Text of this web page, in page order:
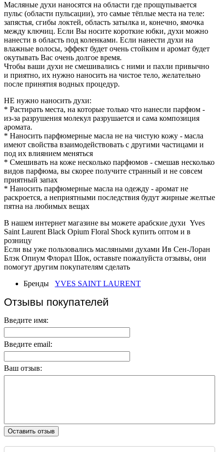
Масляные духи наносятся на области где прощупывается
пульс (области пульсации), это самые тёплые места на теле:
запястья, сгибы локтей, область затылка и, конечно, ямочка
между ключиц. Если Вы носите короткие юбки, духи можно
нанести в область под коленками. Если нанести духи на
влажные волосы, эффект будет очень стойким и аромат будет
окутывать Вас очень долгое время.
Чтобы ваши духи не смешивались с ними и пахли привычно
и приятно, их нужно наносить на чистое тело, желательно
после принятия водных процедур.
НЕ нужно наносить духи:
* Растирать места, на которые только что нанесли парфюм -
из-за разрушения молекул разрушается и сама композиция
аромата.
* Наносить парфюмерные масла не на чистую кожу - масла
имеют свойства взаимодействовать с другими частицами и
под их влиянием меняться
* Смешивать на коже несколько парфюмов - смешав несколько
видов парфюма, вы скорее получите странный и не совсем
приятный запах
* Наносить парфюмерные масла на одежду - аромат не
раскроется, а неприятными последствия будут жирные желтые
пятна на любимых вещах
В нашем интернет магазине вы можете арабские духи Yves
Saint Laurent Black Opium Floral Shock купить оптом и в
розницу
Если вы уже пользовались масляными духами Ив Сен-Лоран
Блэк Опиум Флорал Шок, оставьте пожалуйста отзывы, они
помогут другим покупателям сделать
Бренды
YVES SAINT LAURENT
Отзывы покупателей
Введите имя:
Введите email:
Ваш отзыв:
Оставить отзыв